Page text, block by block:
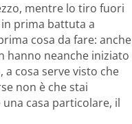
mentre lo tiro fuori
prima battuta a
cosa da fare: anche
hanno neanche iniziato
a cosa serve visto che
non è che stai
una casa particolare, il